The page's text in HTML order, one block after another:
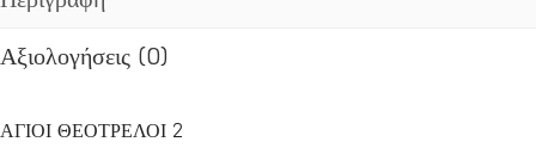
Αξιολογήσεις (0)
ΑΓΙΟΙ ΘΕΟΤΡΕΛΟΙ 2